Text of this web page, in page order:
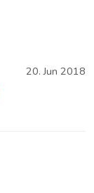
20. Jun 2018